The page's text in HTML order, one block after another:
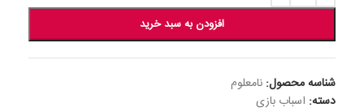
افزودن به سبد خرید
شناسه محصول: نامعلوم
دسته: اسباب بازی